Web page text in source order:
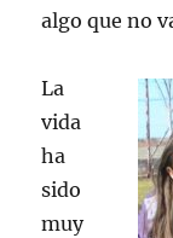
algo que no
La
vida
ha
sido
muy